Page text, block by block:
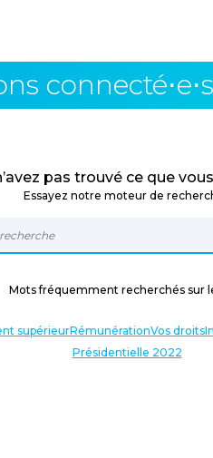
pas trouvé ce que
Essayez notre moteur de
Mots fréquemment recherchés sur
supérieurRémunérationVos droits
Présidentielle 2022